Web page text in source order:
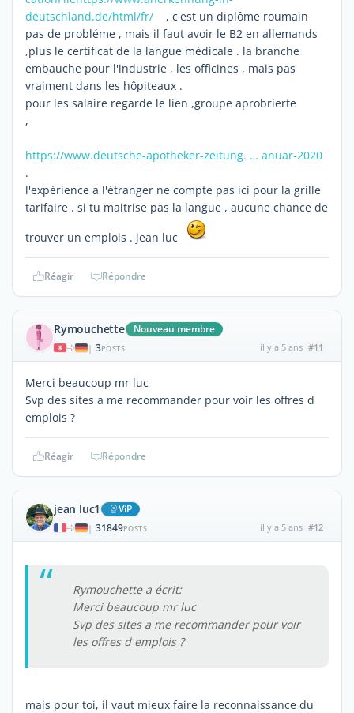
deutschland.de/html/fr/ , c'est un diplôme roumain
pas de probléme , mais il faut avoir le B2 en allemands
,plus le certificat de la langue médicale . la branche
embauche pour l'industrie , les officines , mais pas
vraiment dans les hôpiteaux .
pour les salaire regarde le lien ,groupe aprobrierte
,
https://www.deutsche-apotheker-zeitung. … anuar-2020
.
l'expérience a l'étranger ne compte pas ici pour la grille
tarifaire . si tu maitrise pas la langue , aucune chance de
trouver un emplois . jean luc
Réagir Répondre
Rymouchette Nouveau membre
| 3POSTS il y a 5 ans #11
Merci beaucoup mr luc
Svp des sites a me recommander pour voir les offres d
emplois ?
Réagir Répondre
jean luc1 ViP
| 31849POSTS il y a 5 ans #12
Rymouchette a écrit:
Merci beaucoup mr luc
Svp des sites a me recommander pour voir
les offres d emplois ?
mais pour toi, il vaut mieux faire la reconnaissance du